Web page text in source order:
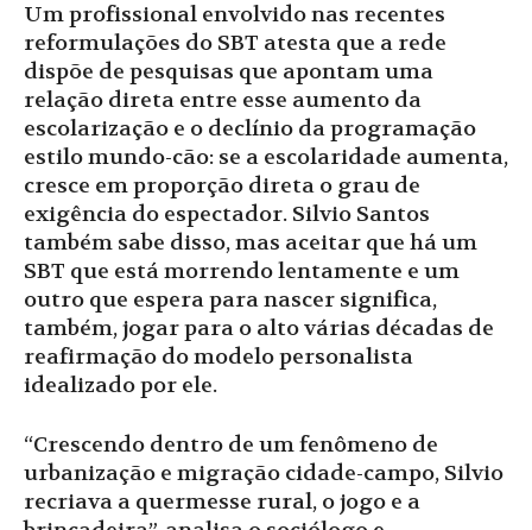
Um profissional envolvido nas recentes
reformulações do SBT atesta que a rede
dispõe de pesquisas que apontam uma
relação direta entre esse aumento da
escolarização e o declínio da programação
estilo mundo-cão: se a escolaridade aumenta,
cresce em proporção direta o grau de
exigência do espectador. Silvio Santos
também sabe disso, mas aceitar que há um
SBT que está morrendo lentamente e um
outro que espera para nascer significa,
também, jogar para o alto várias décadas de
reafirmação do modelo personalista
idealizado por ele.
“Crescendo dentro de um fenômeno de
urbanização e migração cidade-campo, Silvio
recriava a quermesse rural, o jogo e a